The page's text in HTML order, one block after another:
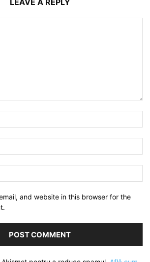
LEAVE A REPLY
and website in this browser for the